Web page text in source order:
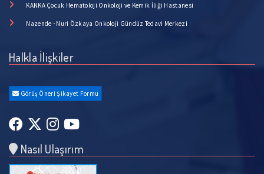
KANKA Çocuk Hematoloji Onkoloji ve Kemik İliği Hastanesi
Nazende - Nuri Özkaya Onkoloji Gündüz Tedavi Merkezi
Halkla İlişkiler
Görüş Öneri Şikayet Formu
Nasıl Ulaşırım